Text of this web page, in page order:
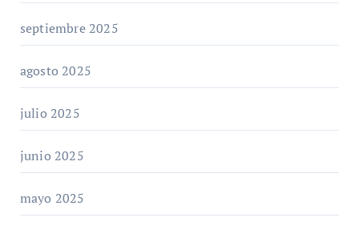
septiembre 2025
agosto 2025
julio 2025
junio 2025
mayo 2025